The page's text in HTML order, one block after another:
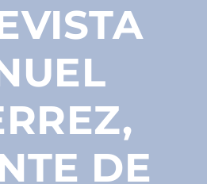
DE